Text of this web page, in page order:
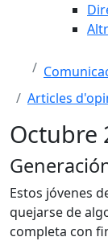
Articles
Octubre
Estos jóvenes
quejarse de
completa con